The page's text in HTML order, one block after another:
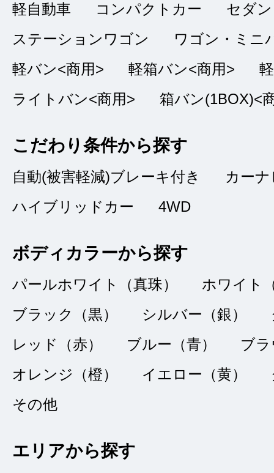
下見から購入決定
間も頂けて、安心
って頂けました。
★★★★ ★
4 点
総合評価
2022/02/19
お店の場所
キムラ
販売店の評価
接客：4
｜ 雰囲
品質： 5｜ 説明：
軽自動車 コンパクトカー
セダン
ステーションワゴン
ワゴン・ミニ
軽バン<商用>
軽箱バン<商用>
ライトバン<商用>
箱バン(1BOX)<
こだわり条件から探す
自動(被害軽減)ブレーキ付き
カー
ハイブリッドカー
4WD
ボディカラーから探す
パールホワイト（真珠）
ホワイト
ブラック（黒）
シルバー（銀）
レッド（赤）
ブルー（青）
ブ
オレンジ（橙）
イエロー（黄）
その他
エリアから探す